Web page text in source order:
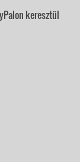
keresztül